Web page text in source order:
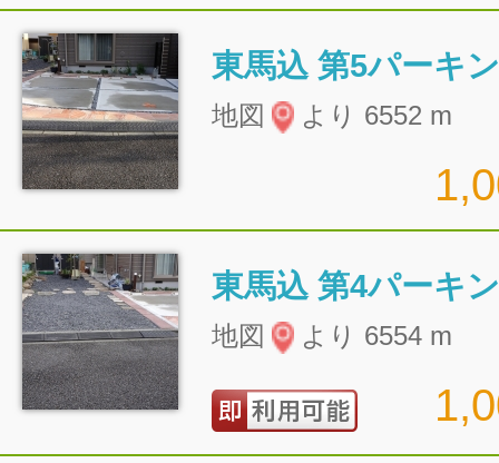
東馬込 第5パーキ
地図 より 6552 m
東馬込 第4パーキ
地図 より 6554 m